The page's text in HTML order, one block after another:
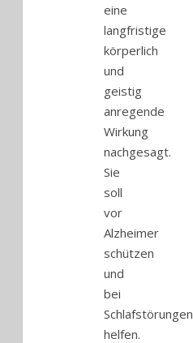
eine
langfristige
körperlich
und
geistig
anregende
Wirkung
nachgesagt.
Sie
soll
vor
Alzheimer
schützen
und
bei
Schlafstörungen
helfen.